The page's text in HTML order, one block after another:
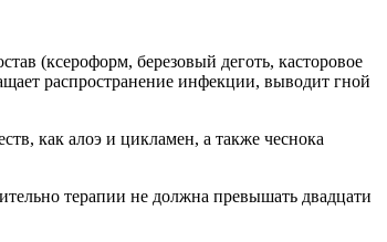
(ксероформ, березовый деготь, касторовое
распространение инфекции, выводит гной
как алоэ и цикламен, а также чеснока
терапии не должна превышать двадцати